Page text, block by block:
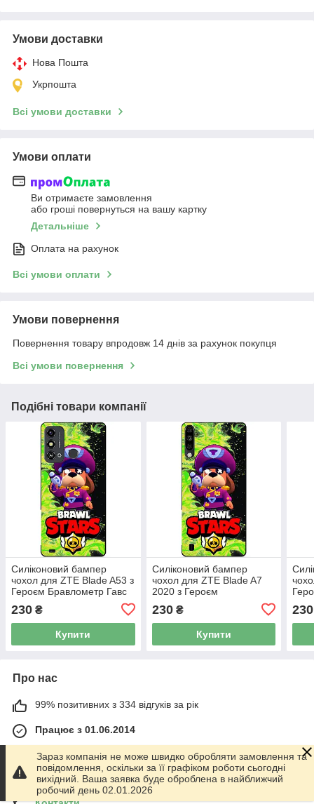
Умови доставки
Нова Пошта
Укрпошта
Всі умови доставки
Умови оплати
Ви отримаєте замовлення
або гроші повернуться на вашу картку
Детальніше
Оплата на рахунок
Всі умови оплати
Умови повернення
Повернення товару впродовж 14 днів за рахунок покупця
Всі умови повернення
Подібні товари компанії
Силіконовий бампер
чохол для ZTE Blade A53 з
Героєм Бравлометр Гавс
230 ₴
Купити
Силіконовий бампер
чохол для ZTE Blade A7
2020 з Героєм
230₴
Купити
230
Про нас
99% позитивних з 334 відгуків за рік
Працює з 01.06.2014
м. Харків
График работы 10.00-17.00. Суббота - Воскресенье
выходной!, Харків, Україна
Зараз компанія не може швидко обробляти замовлення та
повідомлення, оскільки за її графіком роботи сьогодні
вихідний. Ваша заявка буде оброблена в найближчий
робочий день 02.01.2026